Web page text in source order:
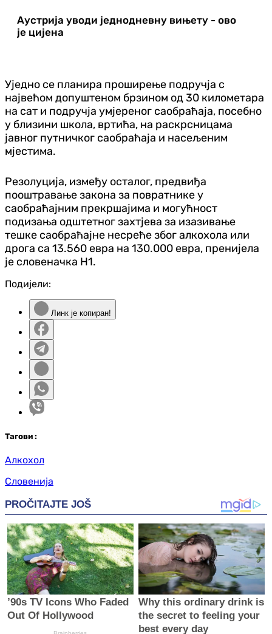
Аустрија уводи једнодневну вињету - ово
је цијена
Уједно се планира проширење подручја с
највећом допуштеном брзином од 30 километара
на сат и подручја умјереног саобраћаја, посебно
у близини школа, вртића, на раскрсницама
јавног путничког саобраћаја и насељеним
мјестима.
Резолуција, између осталог, предвиђа
пооштравање закона за повратнике у
саобраћајним прекршајима и могућност
подизања одштетног захтјева за изазивање
тешке саобраћајне несреће због алкохола или
дрога са 13.560 евра на 130.000 евра, пренијела
је словеначка Н1.
Подијели:
Линк је копиран!
Тагови :
Алкохол
Словенија